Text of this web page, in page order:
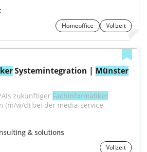
Homeoffice Vollzeit
Systemintegration | Münster
zukünftiger Fachinformatiker
(m/w/d) bei der media-service
& solutions
Vollzeit